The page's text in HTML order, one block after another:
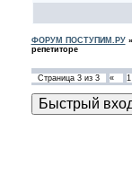
ФОРУМ ПОСТУПИМ.РУ»
репетиторе
Страница 3из 3 « 1